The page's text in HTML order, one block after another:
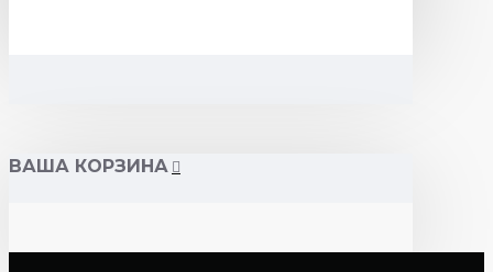
ВАША КОРЗИНА